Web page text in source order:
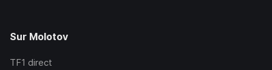
Sur Molotov
TF1 direct